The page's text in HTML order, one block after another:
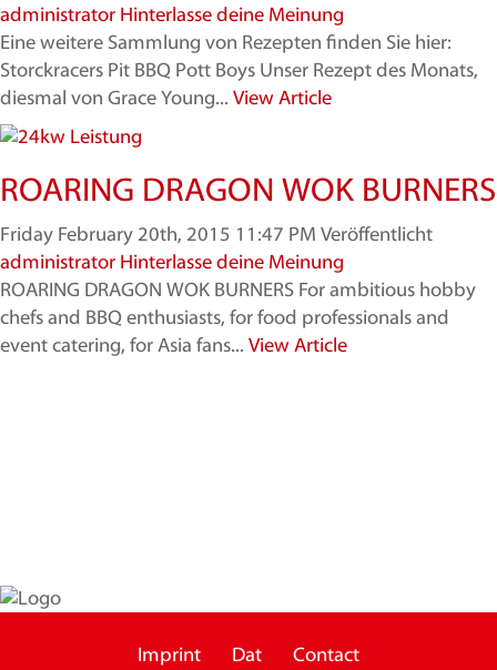
administrator Hinterlasse deine Meinung
Eine weitere Sammlung von Rezepten finden Sie hier:
Storckracers Pit BBQ Pott Boys Unser Rezept des Monats,
diesmal von Grace Young... View Article
ROARING DRAGON WOK BURNERS
Friday February 20th, 2015 11:47 PM Veröffentlicht
administrator Hinterlasse deine Meinung
ROARING DRAGON WOK BURNERS For ambitious hobby
chefs and BBQ enthusiasts, for food professionals and
event catering, for Asia fans... View Article
Imprint Dat Contact